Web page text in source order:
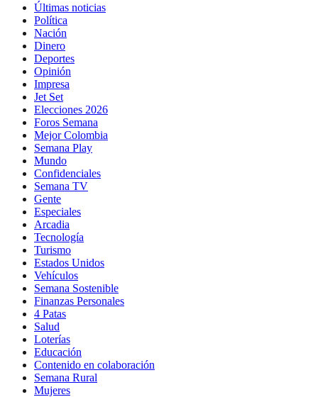
Últimas noticias
Política
Nación
Dinero
Deportes
Opinión
Impresa
Jet Set
Elecciones 2026
Foros Semana
Mejor Colombia
Semana Play
Mundo
Confidenciales
Semana TV
Gente
Especiales
Arcadia
Tecnología
Turismo
Estados Unidos
Vehículos
Semana Sostenible
Finanzas Personales
4 Patas
Salud
Loterías
Educación
Contenido en colaboración
Semana Rural
Mujeres